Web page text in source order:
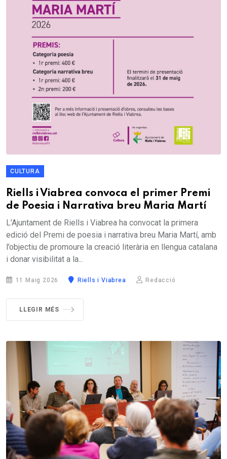
CULTURA
Riells i Viabrea convoca el primer Premi
de Poesia i Narrativa breu Maria Martí
L’Ajuntament de Riells i Viabrea ha convocat la primera
edició del Premi de poesia i narrativa breu Maria Martí, amb
l’objectiu de promoure la creació literària en llengua catalana
i donar visibilitat a la...
11 Maig 2026 Riells i Viabrea Redacció
LLEGIR MÉS